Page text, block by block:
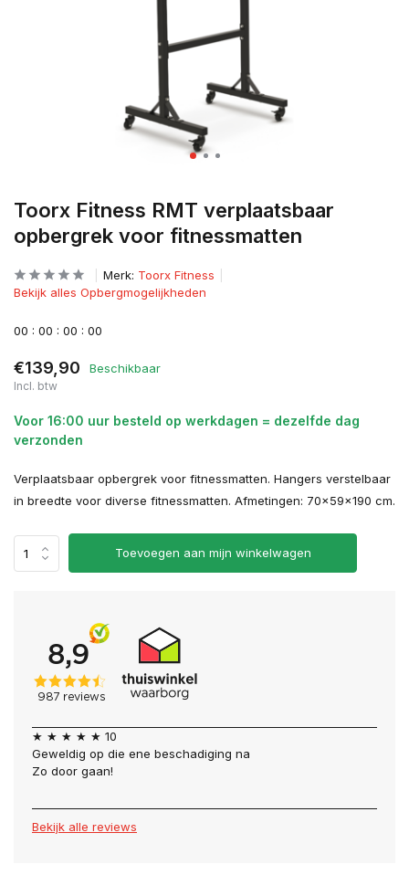
Toorx Fitness RMT verplaatsbaar
opbergrek voor fitnessmatten
Merk: Toorx Fitness
Bekijk alles Opbergmogelijkheden
00 : 00 : 00 : 00
€139,90 Beschikbaar
Incl. btw
Voor 16:00 uur besteld op werkdagen = dezelfde dag
verzonden
Verplaatsbaar opbergrek voor fitnessmatten. Hangers verstelbaar
in breedte voor diverse fitnessmatten. Afmetingen: 70x59x190 cm.
Toevoegen aan mijn winkelwagen
★ ★ ★ ★ ★ 10
Geweldig op die ene beschadiging na
Zo door gaan!
Bekijk alle reviews